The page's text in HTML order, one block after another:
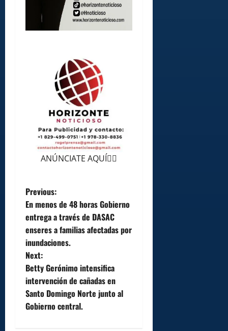
ANÚNCIATE AQUÍ👆🏻
P
o
s
t
n
a
Previous:
En menos de 48 horas Gobierno
entrega a través de DASAC
enseres a familias afectadas por
inundaciones.
Next:
Betty Gerónimo intensifica
intervención de cañadas en
Santo Domingo Norte junto al
Gobierno central.